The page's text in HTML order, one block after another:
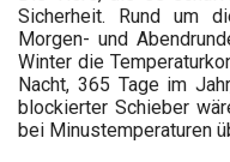
Sicherheit. Rund um
Morgen- und
Winter die
Nacht, 365 Tage im
blockierter Schieber
bei Minustemperaturen